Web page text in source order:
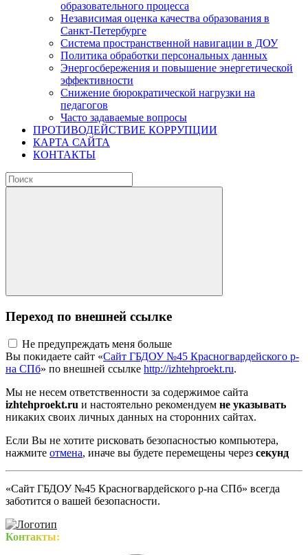
образовательного процесса
Независимая оценка качества образования в
Санкт-Петербурге
Система пространственной навигации в ДОУ
Политика обработки персональных данных
Энергосбережения и повышение энергетической
эффективности
Снижение бюрократической нагрузки на
педагогов
Часто задаваемые вопросы
ПРОТИВОДЕЙСТВИЕ КОРРУПЦИИ
КАРТА САЙТА
КОНТАКТЫ
Переход по внешней ссылке
Не предупреждать меня больше
Вы покидаете сайт «Сайт ГБДОУ №45 Красногвардейского р-
на СПб» по внешней ссылке http://izhtehproekt.ru.
Мы не несем ответственности за содержимое сайта
izhtehproekt.ru и настоятельно рекомендуем не указывать
никаких своих личных данных на сторонних сайтах.
Если Вы не хотите рисковать безопасностью компьютера,
нажмите отмена, иначе вы будете перемещены через секунд
«Сайт ГБДОУ №45 Красногвардейского р-на СПб» всегда
заботится о вашей безопасности.
Контакты: